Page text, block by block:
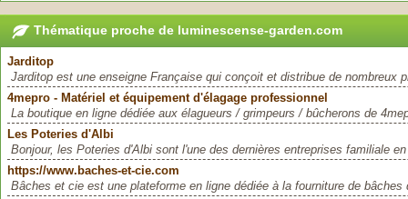
Thématique proche de luminescense-garden.com
Jarditop
Jarditop est une enseigne Française qui conçoit et distribue de nombreux
4mepro - Matériel et équipement d'élagage professionnel
La boutique en ligne dédiée aux élagueurs / grimpeurs / bûcherons de
Les Poteries d'Albi
Bonjour, les Poteries d'Albi sont l'une des dernières entreprises familiale
https://www.baches-et-cie.com
Bâches et cie est une plateforme en ligne dédiée à la fourniture de bâches